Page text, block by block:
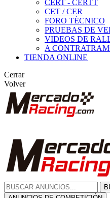
CERT - CERTT
CET / CER
FORO TÉCNICO
PRUEBAS DE
VIDEOS DE
A
TIENDA ONLINE
Cerrar
Volver
ANUNCIOS DE COMPETICIÓN